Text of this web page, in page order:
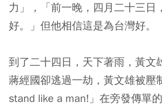
力」，「前一晚，四月二十三日
好。」但他相信這是為台灣好。
到了二十四日，天下著雨，黃文
蔣經國卻逃過一劫，黃文雄被壓
stand like a man!」在旁發傳單